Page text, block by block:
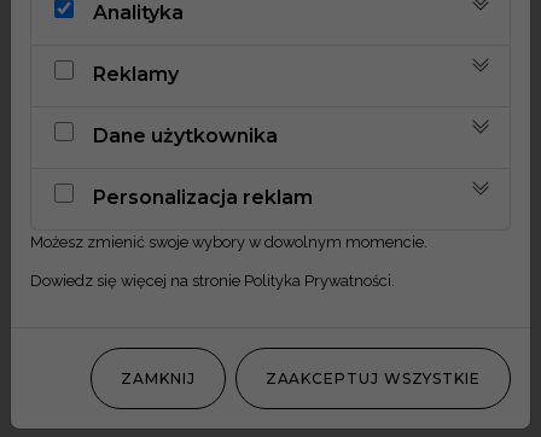
Phalaris wrzosowy
DODAJ DO KOSZYKA
Analityka
Reklamy
Dane użytkownika
Personalizacja reklam
Możesz zmienić swoje wybory w dowolnym momencie.
Dowiedz się więcej na stronie Polityka Prywatności
ZAMKNIJ ZAAKCEPTUJ WSZYSTKIE